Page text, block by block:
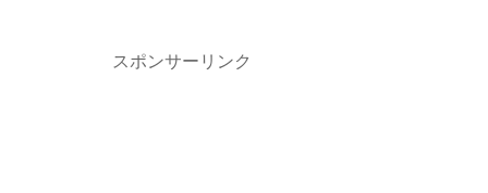
スポンサーリンク